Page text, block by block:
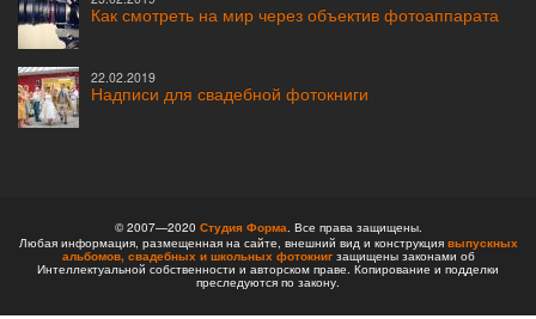
Как смотреть на мир через объектив фотоаппарата
22.02.2019
Надписи для свадебной фотокниги
© 2007—2020 Студия Форма . Все права защищены.
Любая информация, размещенная на сайте, внешний вид и конструкция выпускных
альбомов, свадебных и школьных фотокнигзащищены законами об
Интеллектуальной собственности и авторском праве. Копирование и подделки
преследуются по закону.